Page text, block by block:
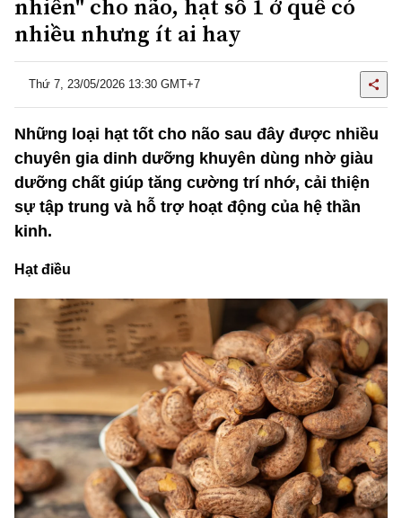
nhiên" cho não, hạt số 1 ở quê có
nhiều nhưng ít ai hay
Thứ 7, 23/05/2026 13:30 GMT+7
Những loại hạt tốt cho não sau đây được nhiều
chuyên gia dinh dưỡng khuyên dùng nhờ giàu
dưỡng chất giúp tăng cường trí nhớ, cải thiện
sự tập trung và hỗ trợ hoạt động của hệ thần
kinh.
Hạt điều